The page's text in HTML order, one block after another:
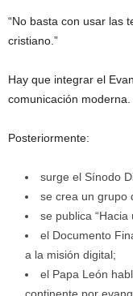
“No basta con usar las
cristiano.”
Hay que integrar el
comunicación moderna.
Posteriormente:
surge el Sínodo
se crea un grupo
se publica “Hacia
el Documento
a la misión digital;
el Papa León